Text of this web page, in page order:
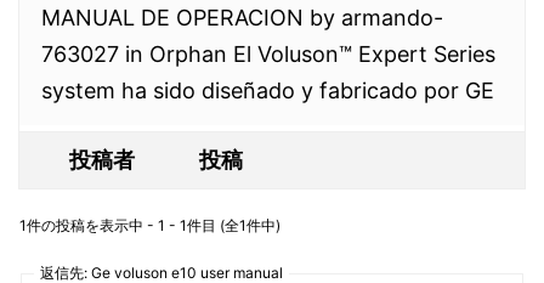
MANUAL DE OPERACION by armando-
763027 in Orphan El Voluson™ Expert Series
system ha sido diseñado y fabricado por GE
投稿者 投稿
1件の投稿を表示中 - 1 - 1件目 (全1件中)
返信先: Ge voluson e10 user manual